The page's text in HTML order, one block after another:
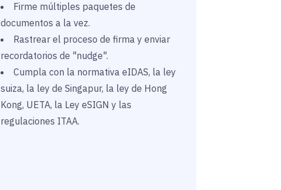
Firme múltiples paquetes de
documentos a la vez.
Rastrear el proceso de firma y enviar
recordatorios de "nudge".
Cumpla con la normativa eIDAS, la ley
suiza, la ley de Singapur, la ley de Hong
Kong, UETA, la Ley eSIGN y las
regulaciones ITAA.